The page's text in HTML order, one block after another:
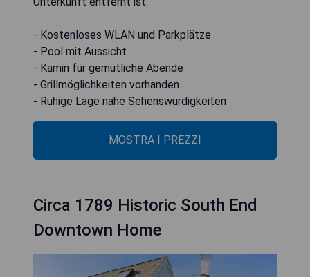
- Kostenloses WLAN und Parkplätze
- Pool mit Aussicht
- Kamin für gemütliche Abende
- Grillmöglichkeiten vorhanden
- Ruhige Lage nahe Sehenswürdigkeiten
MOSTRA I PREZZI
Circa 1789 Historic South End
Downtown Home